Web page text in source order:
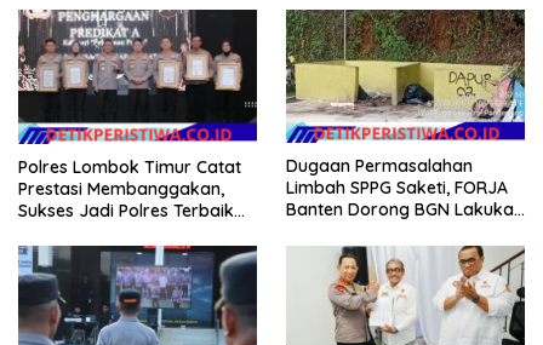
Argomulyo Belitang Jaya
Hilang 3 Bulan Bawa
Anggaran Pembangunan
Polres Lombok Timur Catat
Prestasi Membanggakan,
Sukses Jadi Polres Terbaik
NTB
Dugaan Permasalahan
Limbah SPPG Saketi, FORJA
Banten Dorong BGN Lakukan